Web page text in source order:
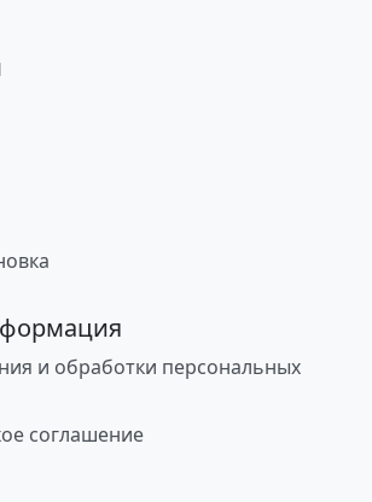
и обработки персональных
соглашение